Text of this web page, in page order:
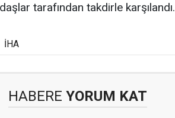
tarafından takdirle karşılandı.
İHA
HABERE YORUM KAT